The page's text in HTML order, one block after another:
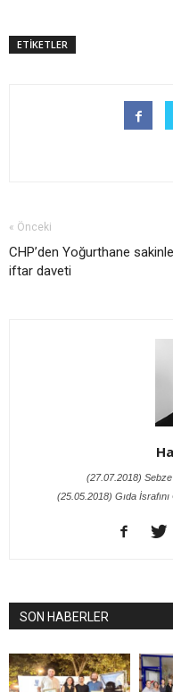
ETİKETLER
« Önceki
CHP’den Yoğurthane
iftar daveti
(27.07.2018) Sebze
(25.05.2018) Gıda
SON HABERLER